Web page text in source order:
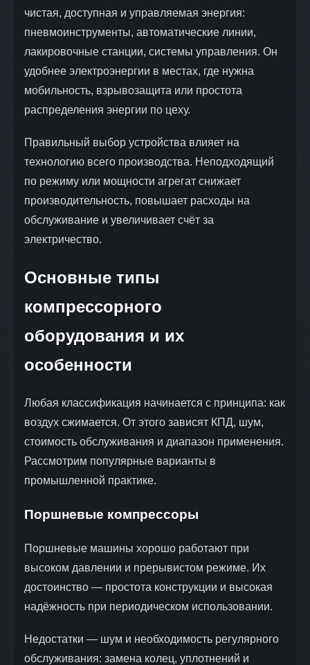
чистая, доступная и управляемая энергия:
пневмоинструменты, автоматические линии,
лакировочные станции, системы управления. Он
удобнее электроэнергии в местах, где нужна
мобильность, взрывозащита или простота
распределения энергии по цеху.
Правильный выбор устройства влияет на
технологию всего производства. Неподходящий
по режиму или мощности агрегат снижает
производительность, повышает расходы на
обслуживание и увеличивает счёт за
электричество.
Основные типы
компрессорного
оборудования и их
особенности
Любая классификация начинается с принципа: как
воздух сжимается. От этого зависят КПД, шум,
стоимость обслуживания и диапазон применения.
Рассмотрим популярные варианты в
промышленной практике.
Поршневые компрессоры
Поршневые машины хорошо работают при
высоком давлении и прерывистом режиме. Их
достоинство — простота конструкции и высокая
надёжность при периодическом использовании.
Недостатки — шум и необходимость регулярного
обслуживания: замена колец, уплотнений и